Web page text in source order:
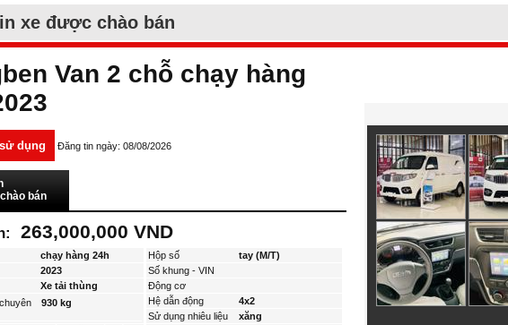
xe được chào bán
Van 2 chỗ chạy hàng
dụng Đăng tin ngày: 08/08/2026
bán
263,000,000 VND
chạy hàng 24h
2023
Xe tải thùng
930 kg
Hộp số
tay (M/T)
Số khung - VIN
Động cơ
Hệ dẫn động
4x2
Sử dụng nhiêu liệu
xăng